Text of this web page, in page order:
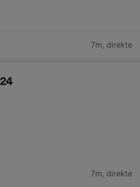
7m, direkte
7m, direkte